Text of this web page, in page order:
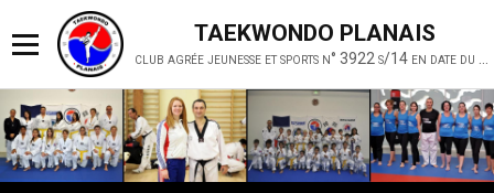
TAEKWONDO PLANAIS